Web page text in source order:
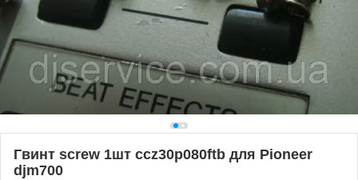
Гвинт screw 1шт ccz30p080ftb для Pioneer
djm700